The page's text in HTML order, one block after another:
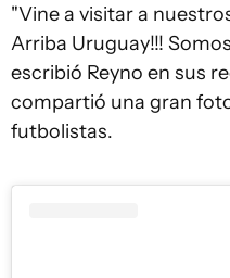
"Vine a visitar a
Arriba Uruguay!!!
escribió Reyno en sus
compartió una gran
futbolistas.